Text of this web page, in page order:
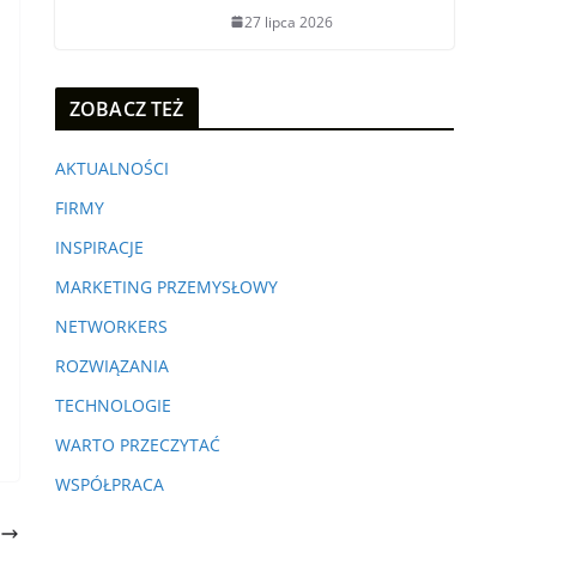
27 lipca 2026
ZOBACZ TEŻ
AKTUALNOŚCI
FIRMY
INSPIRACJE
MARKETING PRZEMYSŁOWY
NETWORKERS
ROZWIĄZANIA
TECHNOLOGIE
WARTO PRZECZYTAĆ
WSPÓŁPRACA